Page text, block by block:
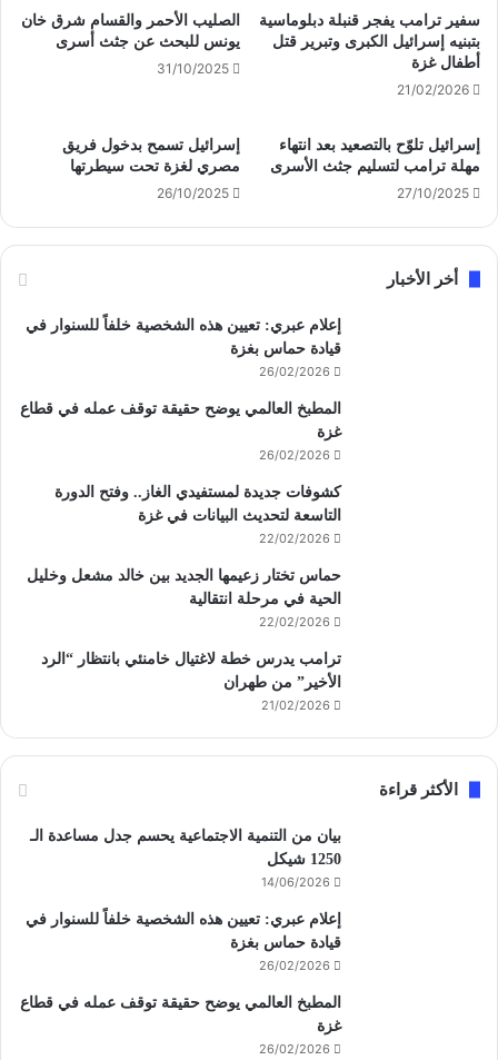
سفير ترامب يفجر قنبلة دبلوماسية
بتبنيه إسرائيل الكبرى وتبرير قتل
أطفال غزة
21/02/2026
الصليب الأحمر والقسام شرق خان
يونس للبحث عن جثث أسرى
31/10/2025
إسرائيل تلوّح بالتصعيد بعد انتهاء
مهلة ترامب لتسليم جثث الأسرى
27/10/2025
إسرائيل تسمح بدخول فريق
مصري لغزة تحت سيطرتها
26/10/2025
أخر الأخبار
إعلام عبري: تعيين هذه الشخصية خلفاً للسنوار في
قيادة حماس بغزة
26/02/2026
المطبخ العالمي يوضح حقيقة توقف عمله في قطاع
غزة
26/02/2026
كشوفات جديدة لمستفيدي الغاز.. وفتح الدورة
التاسعة لتحديث البيانات في غزة
22/02/2026
حماس تختار زعيمها الجديد بين خالد مشعل وخليل
الحية في مرحلة انتقالية
22/02/2026
ترامب يدرس خطة لاغتيال خامنئي بانتظار “الرد
الأخير” من طهران
21/02/2026
الأكثر قراءة
بيان من التنمية الاجتماعية يحسم جدل مساعدة الـ
1250 شيكل
14/06/2026
إعلام عبري: تعيين هذه الشخصية خلفاً للسنوار في
قيادة حماس بغزة
26/02/2026
المطبخ العالمي يوضح حقيقة توقف عمله في قطاع
غزة
26/02/2026